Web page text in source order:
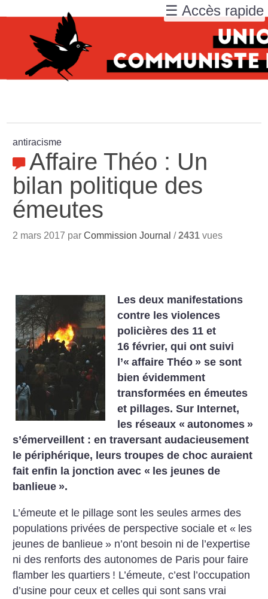
antiracisme
Affaire Théo : Un
bilan politique des
émeutes
2 mars 2017 parCommission Journal /2431 vues
Les deux manifestations
contre les violences
policières des 11 et
16 février, qui ont suivi
l’« affaire Théo » se sont
bien évidemment
transformées en émeutes
et pillages. Sur Internet,
les réseaux « autonomes »
s’émerveillent : en traversant audacieusement
le périphérique, leurs troupes de choc auraient
fait enfin la jonction avec « les jeunes de
banlieue ».
L’émeute et le pillage sont les seules armes des
populations privées de perspective sociale et « les
jeunes de banlieue » n’ont besoin ni de l’expertise
ni des renforts des autonomes de Paris pour faire
flamber les quartiers ! L’émeute, c’est l’occupation
d’usine pour ceux et celles qui sont sans vrai
☰ Accès rapide